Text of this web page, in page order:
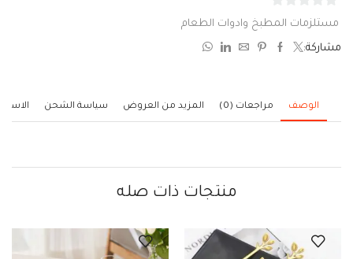
0
مستلزمات المطبخ وادوات الطعام
مشاركة:
الوصف مراجعات (0) المزيد من العروض سياسة الشحن
منتجات ذات صله